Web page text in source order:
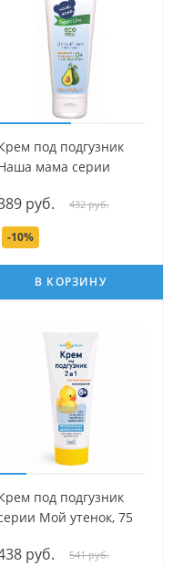
под подгузник
мама серии
руб. 432 руб.
-10%
В КОРЗИНУ
под подгузник
Мой утенок, 75
руб. 541 руб.